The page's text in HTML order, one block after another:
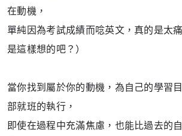
在動機，
單純因為考試成績而唸英文，真的是太
是這樣想的吧？）
當你找到屬於你的動機，為自己的學習
部就班的執行，
即使在過程中充滿焦慮，也能比過去的